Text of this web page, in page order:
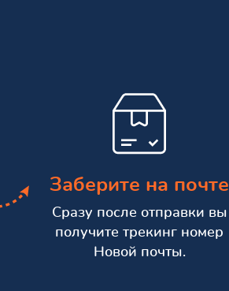
Заберите на почте
Сразу после отправки вы
получите трекинг номер
Новой почты.